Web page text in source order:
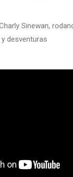
Sinewan,
desventuras